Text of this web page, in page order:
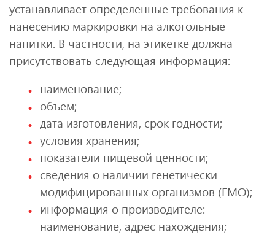
устанавливает определенные требования к
нанесению маркировки на алкогольные
напитки. В частности, на этикетке должна
присутствовать следующая информация:
наименование;
объем;
дата изготовления, срок годности;
условия хранения;
показатели пищевой ценности;
сведения о наличии генетически
модифицированных организмов (ГМО);
информация о производителе:
наименование, адрес нахождения;